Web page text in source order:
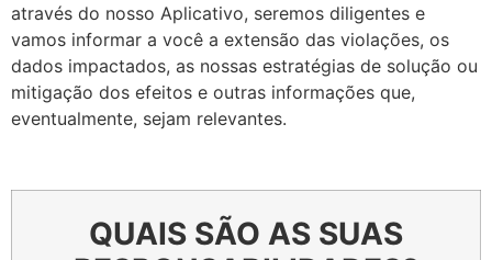
através do nosso Aplicativo, seremos diligentes e
vamos informar a você a extensão das violações, os
dados impactados, as nossas estratégias de solução ou
mitigação dos efeitos e outras informações que,
eventualmente, sejam relevantes.
QUAIS SÃO AS SUAS